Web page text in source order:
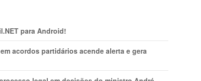
para Android!
acordos partidários acende alerta e gera